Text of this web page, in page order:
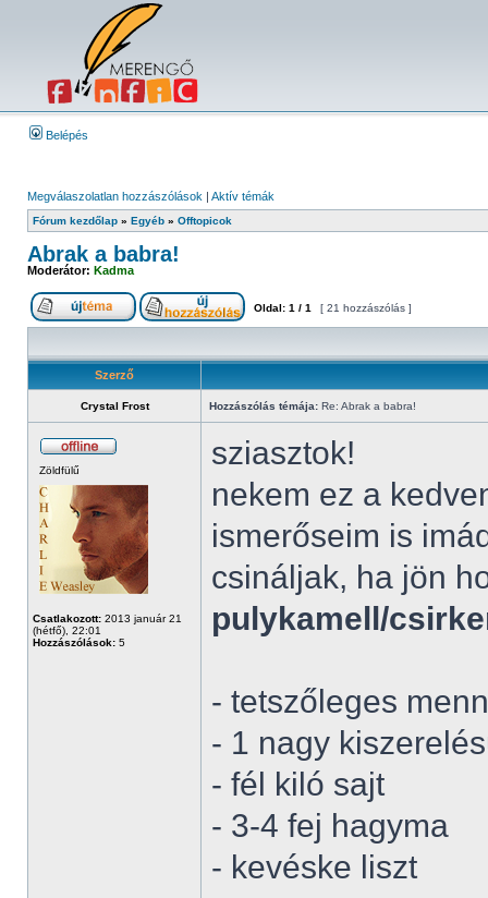
Belépés
Megválaszolatlan hozzászólások | Aktív témák
Fórum kezdőlap » Egyéb » Offtopicok
Abrak a babra!
Moderátor: Kadma
Oldal: 1 / 1 [ 21 hozzászólás ]
Szerző
Crystal Frost Hozzászólás témája: Re: Abrak a babra!
Zöldfülű
Csatlakozott: 2013 január 21
(hétfő), 22:01
Hozzászólások: 5
sziasztok!
nekem ez a
ismerőseim is
csináljak, ha jön
pulykamell/
- tetszőleges
- 1 nagy
- fél kiló sajt
- 3-4 fej hagyma
- kevéske liszt